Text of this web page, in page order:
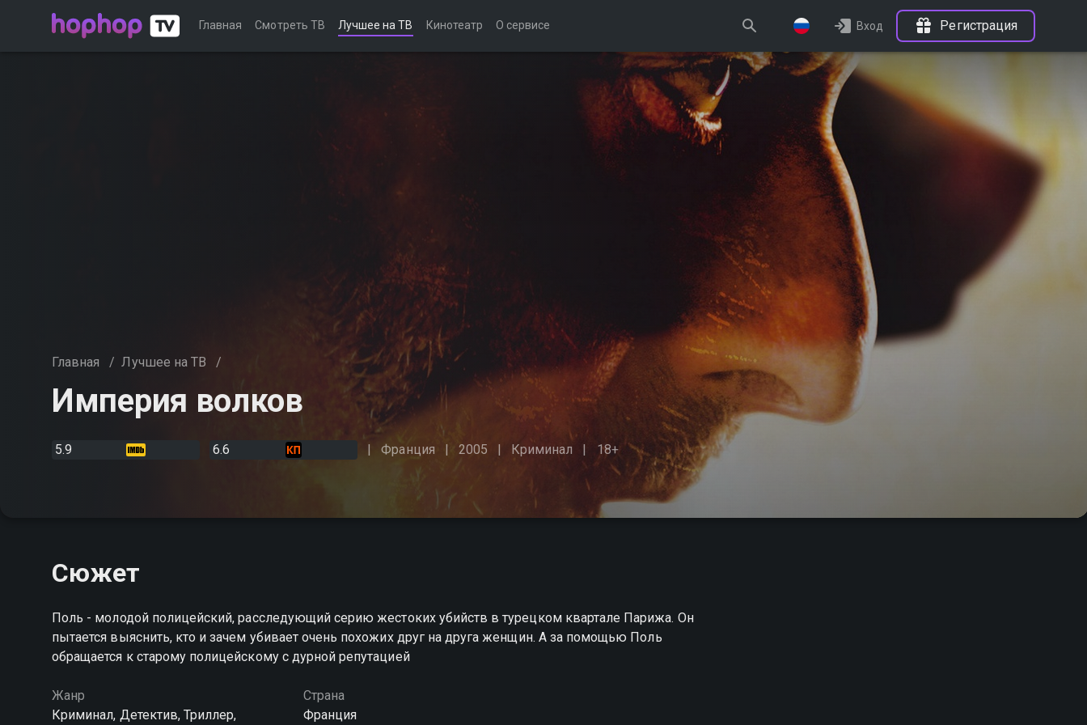
Главная Смотреть ТВ Лучшее на ТВ Кинотеатр О сервисе Вход Регистрация
Главная / Лучшее на ТВ /
Империя волков
5.9 6.6 Франция 2005 Криминал 18+
Сюжет
Поль - молодой полицейский, расследующий серию жестоких убийств в турецком квартале Парижа. Он
пытается выяснить, кто и зачем убивает очень похожих друг на друга женщин. А за помощью Поль
обращается к старому полицейскому с дурной репутацией
Жанр
Криминал, Детектив, Триллер,
Страна
Франция